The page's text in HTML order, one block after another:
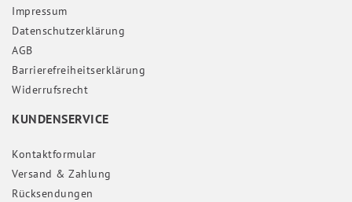
Impressum
Daten­schutz­erklärung
AGB
Barrierefreiheitserklärung
Widerrufs­recht
KUNDENSERVICE
Kontaktformular
Versand & Zahlung
Rücksendungen